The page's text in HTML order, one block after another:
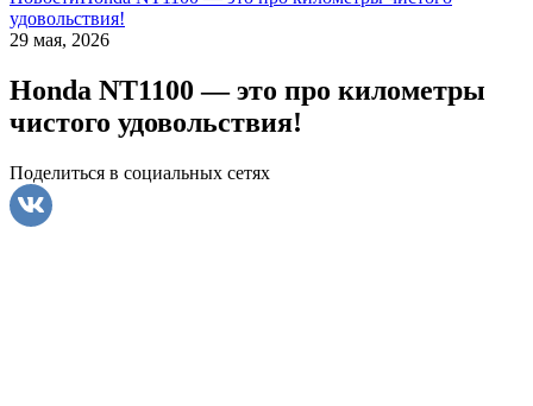
удовольствия!
29 мая, 2026
Honda NT1100 — это про километры
чистого удовольствия!
Поделиться в социальных сетях